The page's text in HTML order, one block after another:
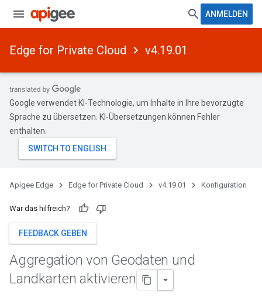
ANMELDEN
Edge for Private Cloud v4.19.01
Google verwendet KI-Technologie, um Inhalte in Ihre bevorzugte
Sprache zu übersetzen. KI-Übersetzungen können Fehler
enthalten.
Apigee Edge Edge for Private Cloud v4.19.01 Konfiguration
War das hilfreich?
FEEDBACK GEBEN
Aggregation von Geodaten und
Landkarten aktivieren